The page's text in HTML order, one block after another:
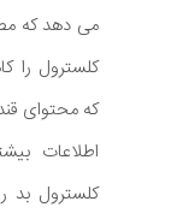
می دهد که
کلسترول را
که محتوای
اطلاعات
کلسترول بد